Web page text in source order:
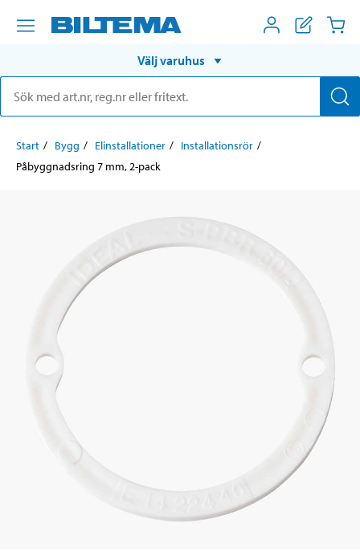
Välj varuhus
Start Bygg Elinstallationer
Installationsrör
Påbyggnadsring 7 mm, 2-pack